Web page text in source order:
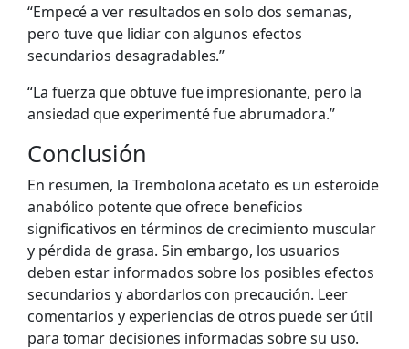
“Empecé a ver resultados en solo dos semanas,
pero tuve que lidiar con algunos efectos
secundarios desagradables.”
“La fuerza que obtuve fue impresionante, pero la
ansiedad que experimenté fue abrumadora.”
Conclusión
En resumen, la Trembolona acetato es un esteroide
anabólico potente que ofrece beneficios
significativos en términos de crecimiento muscular
y pérdida de grasa. Sin embargo, los usuarios
deben estar informados sobre los posibles efectos
secundarios y abordarlos con precaución. Leer
comentarios y experiencias de otros puede ser útil
para tomar decisiones informadas sobre su uso.